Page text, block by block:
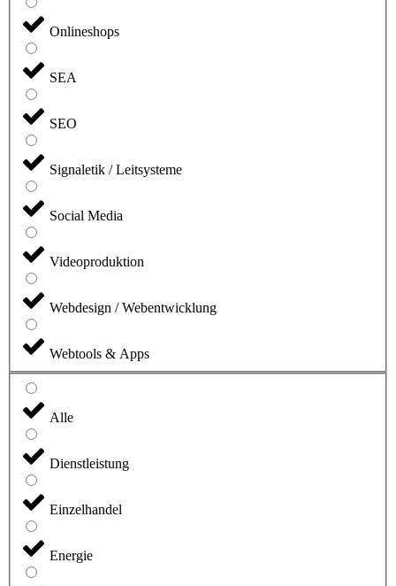
Onlineshops
SEA
SEO
Signaletik / Leitsysteme
Social Media
Videoproduktion
Webdesign / Webentwicklung
Webtools & Apps
Alle
Dienstleistung
Einzelhandel
Energie